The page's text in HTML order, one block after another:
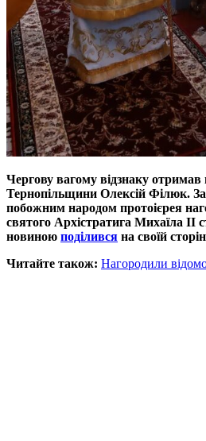
Чергову вагому відзнаку
Тернопільщини Олексій Філюк.
побожним народом протоієрея
святого Архістратига Михаїла ІІ
новиною поділився на своїй
Читайте також: Нагородили